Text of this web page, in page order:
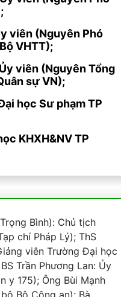
viên (Nguyên Phó
VHTT);
viên (Nguyên Tổng
sự VN);
học Sư phạm TP
KHXH&NV TP
Bình): Chủ tịch
chí Pháp Lý); ThS
viên Trường Đại học
Trần Phương Lan: Ủy
y 175); Ông Bùi Mạnh
Bộ Công an); Bà